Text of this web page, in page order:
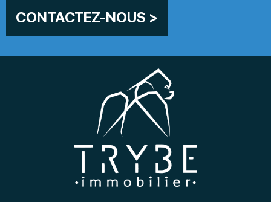
CONTACTEZ-NOUS >